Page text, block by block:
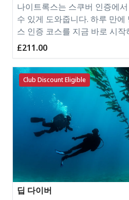
나이트록스는 스쿠버 인증에
수 있게 도와줍니다. 하루 만
스 인증 코스를 지금 바로 시작
£211.00
Club Discount Eligible
딥 다이버